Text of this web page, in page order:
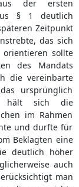
der ersten
§ 1 deutlich
Zeitpunkt
das sich
sollte
des Mandats
die vereinbarte
ursprünglich
hält sich die
im Rahmen
und durfte für
Beklagten eine
deutlich höher
auch
man